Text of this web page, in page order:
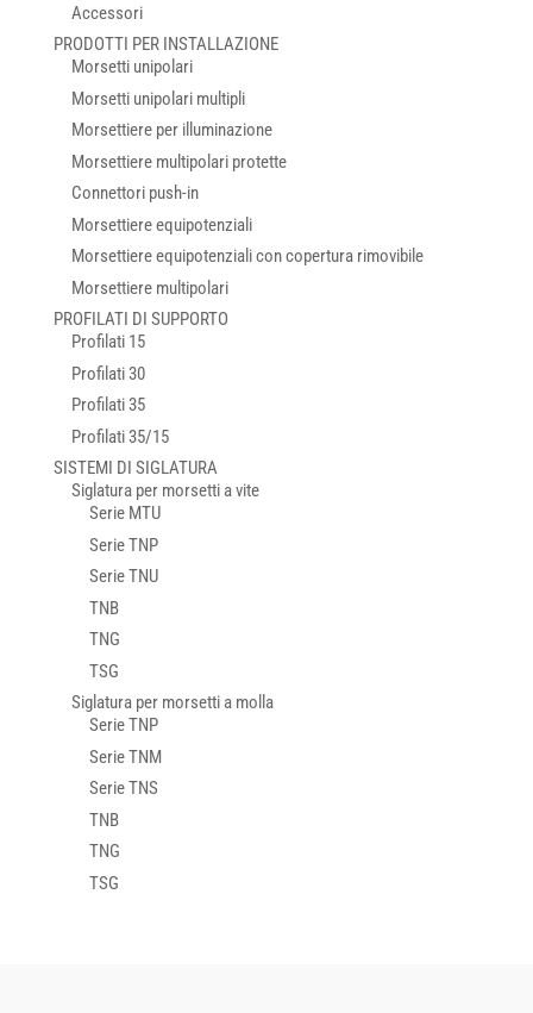
Accessori
PRODOTTI PER INSTALLAZIONE
Morsetti unipolari
Morsetti unipolari multipli
Morsettiere per illuminazione
Morsettiere multipolari protette
Connettori push-in
Morsettiere equipotenziali
Morsettiere equipotenziali con copertura rimovibile
Morsettiere multipolari
PROFILATI DI SUPPORTO
Profilati 15
Profilati 30
Profilati 35
Profilati 35/15
SISTEMI DI SIGLATURA
Siglatura per morsetti a vite
Serie MTU
Serie TNP
Serie TNU
TNB
TNG
TSG
Siglatura per morsetti a molla
Serie TNP
Serie TNM
Serie TNS
TNB
TNG
TSG